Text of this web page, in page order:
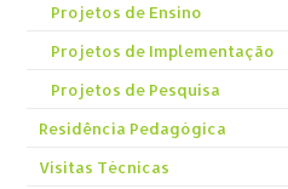
Projetos de Ensino
Projetos de Implementação
Projetos de Pesquisa
Residência Pedagógica
Visitas Técnicas